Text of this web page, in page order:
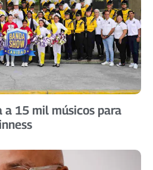
15 mil músicos para